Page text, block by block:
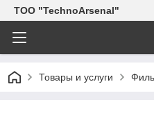
ТОО "TechnoArsenal"
Товары и услуги